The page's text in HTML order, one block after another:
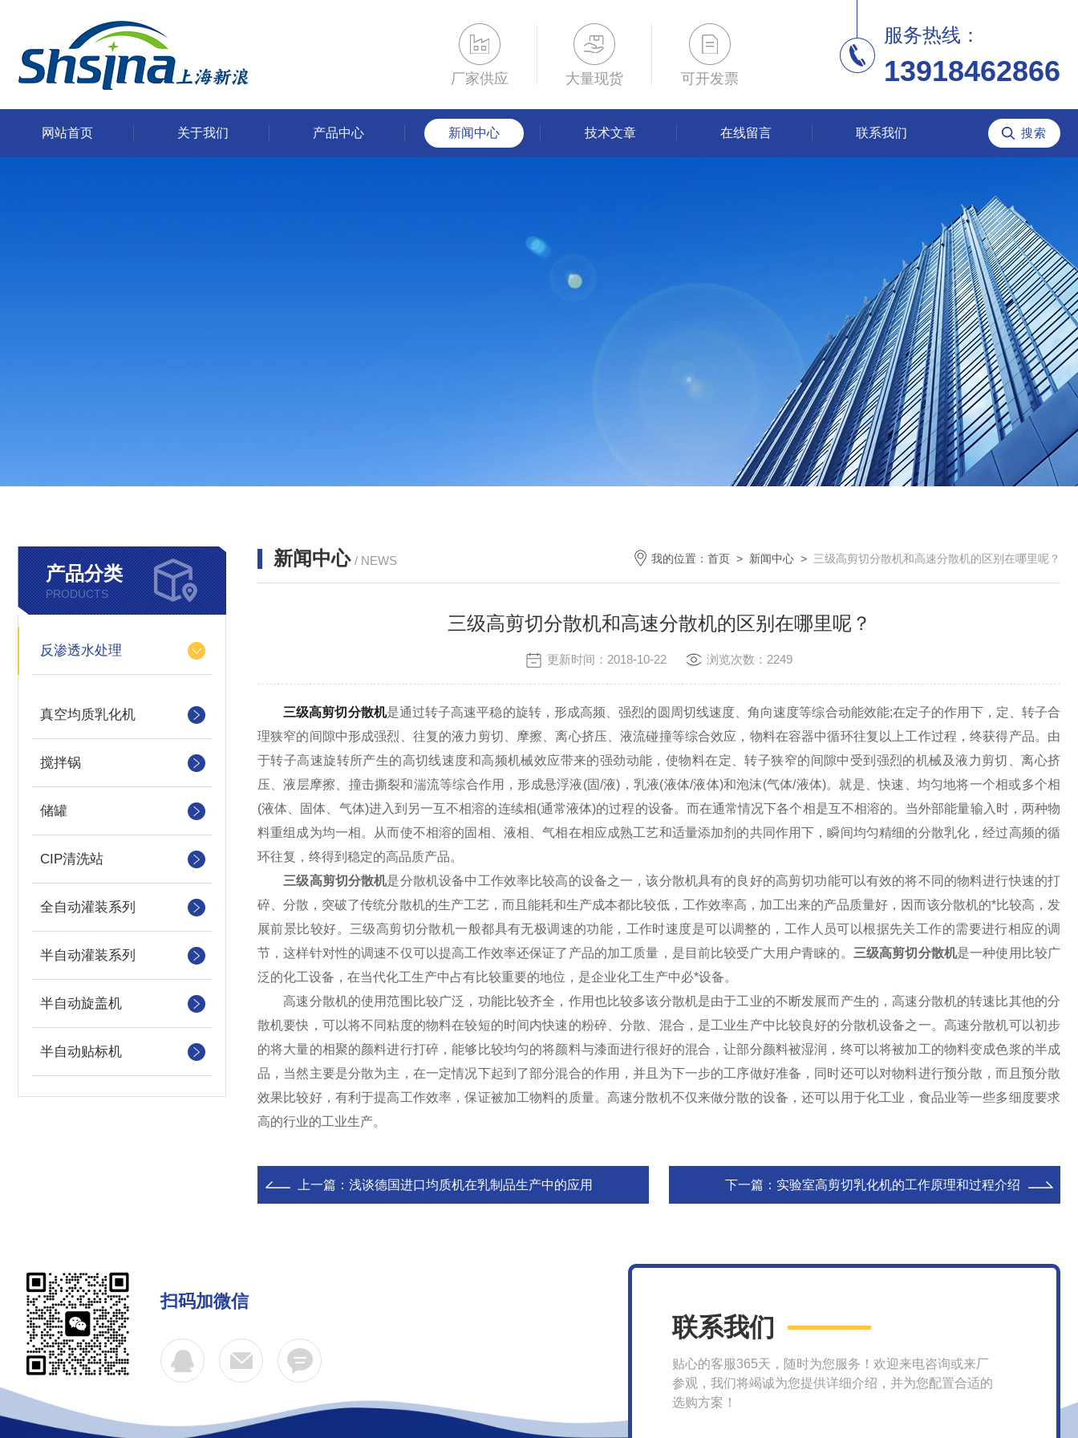
厂家供应 大量现货 可开发票
服务热线：
13918462866
网站首页 关于我们 产品中心 新闻中心 技术文章 在线留言 联系我们
产品分类
PRODUCTS
反渗透水处理
真空均质乳化机
搅拌锅
储罐
CIP清洗站
全自动灌装系列
半自动灌装系列
半自动旋盖机
半自动贴标机
新闻中心 / NEWS 我的位置： 首页 > 新闻中心 > 三级高剪切分散机和高速分散机的区别在哪里呢？
三级高剪切分散机和高速分散机的区别在哪里呢？
更新时间：2018-10-22 浏览次数：2249
三级高剪切分散机是通过转子高速平稳的旋转，形成高频、强烈的圆周切线速度、角向速度等综合动能效能;在定子的作用下，定、转子合
理狭窄的间隙中形成强烈、往复的液力剪切、摩擦、离心挤压、液流碰撞等综合效应，物料在容器中循环往复以上工作过程，终获得产品。由
于转子高速旋转所产生的高切线速度和高频机械效应带来的强劲动能，使物料在定、转子狭窄的间隙中受到强烈的机械及液力剪切、离心挤
压、液层摩擦、撞击撕裂和湍流等综合作用，形成悬浮液(固/液)，乳液(液体/液体)和泡沫(气体/液体)。就是、快速、均匀地将一个相或多个相
(液体、固体、气体)进入到另一互不相溶的连续相(通常液体)的过程的设备。而在通常情况下各个相是互不相溶的。当外部能量输入时，两种物
料重组成为均一相。从而使不相溶的固相、液相、气相在相应成熟工艺和适量添加剂的共同作用下，瞬间均匀精细的分散乳化，经过高频的循
环往复，终得到稳定的高品质产品。
三级高剪切分散机是分散机设备中工作效率比较高的设备之一，该分散机具有的良好的高剪切功能可以有效的将不同的物料进行快速的打
碎、分散，突破了传统分散机的生产工艺，而且能耗和生产成本都比较低，工作效率高，加工出来的产品质量好，因而该分散机的*比较高，发
展前景比较好。三级高剪切分散机一般都具有无极调速的功能，工作时速度是可以调整的，工作人员可以根据先关工作的需要进行相应的调
节，这样针对性的调速不仅可以提高工作效率还保证了产品的加工质量，是目前比较受广大用户青睐的。 三级高剪切分散机是一种使用比较广
泛的化工设备，在当代化工生产中占有比较重要的地位，是企业化工生产中必*设备。
高速分散机的使用范围比较广泛，功能比较齐全，作用也比较多该分散机是由于工业的不断发展而产生的，高速分散机的转速比其他的分
散机要快，可以将不同粘度的物料在较短的时间内快速的粉碎、分散、混合，是工业生产中比较良好的分散机设备之一。高速分散机可以初步
的将大量的相聚的颜料进行打碎，能够比较均匀的将颜料与漆面进行很好的混合，让部分颜料被湿润，终可以将被加工的物料变成色浆的半成
品，当然主要是分散为主，在一定情况下起到了部分混合的作用，并且为下一步的工序做好准备，同时还可以对物料进行预分散，而且预分散
效果比较好，有利于提高工作效率，保证被加工物料的质量。高速分散机不仅来做分散的设备，还可以用于化工业，食品业等一些多细度要求
高的行业的工业生产。
上一篇： 浅谈德国进口均质机在乳制品生产中的应用 下一篇： 实验室高剪切乳化机的工作原理和过程介绍
扫码加微信
联系我们
贴心的客服365天，随时为您服务！欢迎来电咨询或来厂
参观，我们将竭诚为您提供详细介绍，并为您配置合适的
选购方案！